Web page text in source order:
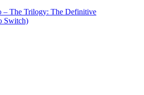
– The Trilogy: The Definitive
Switch)